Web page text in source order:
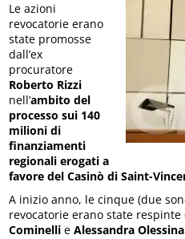
Le azioni
revocatorie erano
state promosse
dall’ex
procuratore
Roberto Rizzi
nell’ambito del
processo sui 140
milioni di
finanziamenti
regionali erogati a
favore del Casinò di Saint-
A inizio anno, le cinque (due
revocatorie erano state
Cominelli eAlessandra Olessina